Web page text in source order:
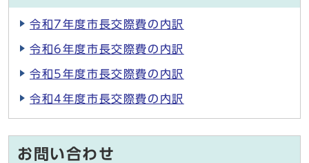
令和7年度市長交際費の内訳
令和6年度市長交際費の内訳
令和5年度市長交際費の内訳
令和4年度市長交際費の内訳
お問い合わせ